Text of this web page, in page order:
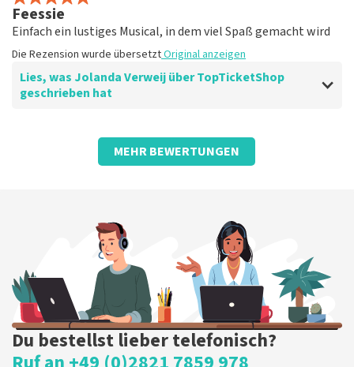
Die Rezension wurde übersetzt
Feessie
Einfach ein lustiges Musical, in dem viel Spaß gemacht wird
Die Rezension wurde übersetztOriginal anzeigen
Lies, was Jolanda Verweij über TopTicketShop
geschrieben hat
Bewertung von Jolanda Verweij überTopTicketShop
MEHR BEWERTUNGEN
Du bestellst lieber telefonisch?